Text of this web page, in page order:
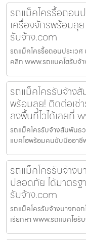
รถแม็คโครรื้อถอน
เครื่องจักรพร้อมลุ
รับจ้าง.com
รถแม็คโครรื้อถอนประเว
คลิก www.รถแบคโฮรับจ้
รถแม็คโครรับจ้าง
พร้อมลุย! ติดต่อเช่
ลงพื้นที่ไวได้เลยที่
รถแม็คโครรับจ้างสัมพันธ
แบคโฮพร้อมคนขับมืออาชี
รถแม็คโครรับจ้าง
ปลอดภัย ได้มาตรฐ
รับจ้าง.com
รถแม็คโครรับจ้างบางกอ
เรียกหา www.รถแบคโฮ